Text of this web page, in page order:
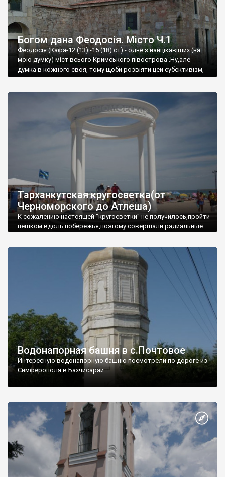
Богом дана Феодосія. Місто Ч.1
Феодосія (Кафа-12 (13) -15 (18) ст) - одне з найцікавіших (на
мою думку) міст всього Кримського півострова .Ну,але
думка в кожного своя, тому щоби розвіяти цей субєктивізм,
запрошую відвідати це
Тарханкутская кругосветка(от
Черноморского до Атлеша)
К сожалению настоящей "кругосветки" не получилось,пройти
пешком вдоль побережья,поэтому совершали радиальные
Водонапорная башня в с.Почтовое
Интересную водонапорную башню посмотрели по дороге из
Симферополя в Бахчисарай.